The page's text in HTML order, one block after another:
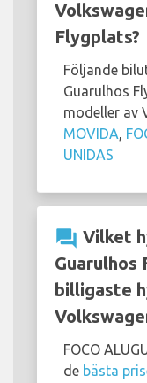
Flygplats?
Följande
Guarulhos
modeller av
MOVIDA,
UNIDAS
question_answer Vilket
Guarulhos
billigaste
FOCO
de bästa